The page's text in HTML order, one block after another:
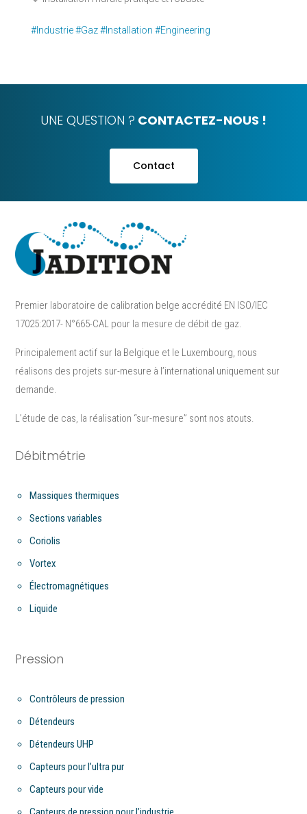
#Industrie #Gaz #Installation #Engineering
UNE QUESTION ? CONTACTEZ-NOUS !
Contact
Premier laboratoire de calibration belge accrédité EN ISO/IEC
17025:2017- N°665-CAL pour la mesure de débit de gaz.
Principalement actif sur la Belgique et le Luxembourg, nous
réalisons des projets sur-mesure à l’international uniquement sur
demande.
L’étude de cas, la réalisation “sur-mesure”​ sont nos atouts.
Débitmétrie
Massiques thermiques
Sections variables
Coriolis
Vortex
Électromagnétiques
Liquide
Pression
Contrôleurs de pression
Détendeurs
Détendeurs UHP
Capteurs pour l’ultra pur
Capteurs pour vide